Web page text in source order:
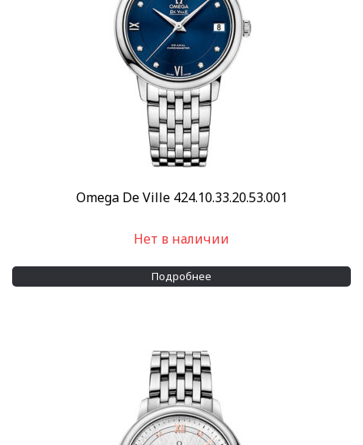
Omega De Ville 424.10.33.20.53.001
Нет в наличии
Подробнее